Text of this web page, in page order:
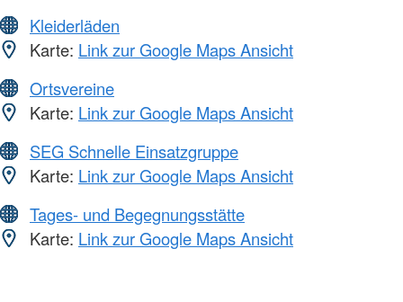
Kleiderläden
Karte: Link zur Google Maps Ansicht
Ortsvereine
Karte: Link zur Google Maps Ansicht
SEG Schnelle Einsatzgruppe
Karte: Link zur Google Maps Ansicht
Tages- und Begegnungsstätte
Karte: Link zur Google Maps Ansicht